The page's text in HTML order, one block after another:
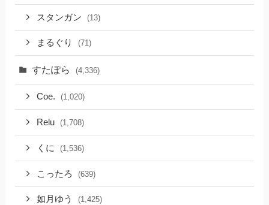
スタンガン (13)
まるぐり (71)
すたぽら (4,336)
Coe. (1,020)
Relu (1,708)
くに (1,536)
こったろ (639)
如月ゆう (1,425)